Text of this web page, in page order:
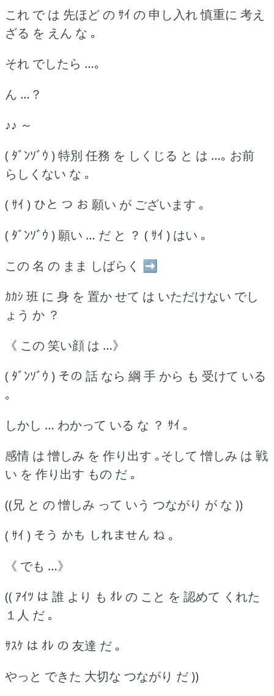
これ で は 先ほど の ｻｲ の 申し入れ 慎重に 考え
ざる を えん な ｡
それ でしたら …｡
ん …？
♪♪ ～
( ﾀﾞﾝｿﾞｳ ) 特別 任務 を しくじる と は …｡ お前
らしくない な ｡
( ｻｲ ) ひと つ お 願い が ございます ｡
( ﾀﾞﾝｿﾞｳ ) 願い … だ と ？ ( ｻｲ ) はい ｡
この 名 の まま しばらく ➡
ｶｶｼ 班 に 身 を 置か せて は いただけない でし
ょう か ？
《 この 笑い顔 は …》
( ﾀﾞﾝｿﾞｳ ) その 話 なら 綱 手 から も 受けて いる
｡
しかし … わかって いる な ？ ｻｲ ｡
感情 は 憎しみ を 作り出す ｡そして 憎しみ は 戦
い を 作り出す もの だ ｡
((兄 と の 憎しみ って いう つながり が な ))
( ｻｲ ) そう かも しれません ね ｡
《 でも …》
(( ｱｲﾂ は 誰 より も ｵﾚ の こと を 認めて くれた
１人 だ ｡
ｻｽｹ は ｵﾚ の 友達 だ ｡
やっと できた 大切な つながり だ ))